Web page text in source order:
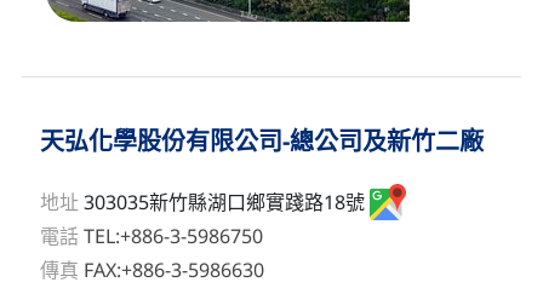
天弘化學股份有限公司-總公司及新竹二廠
地址 303035新竹縣湖口鄉實踐路18號
電話 TEL:+886-3-5986750
傳真 FAX:+886-3-5986630